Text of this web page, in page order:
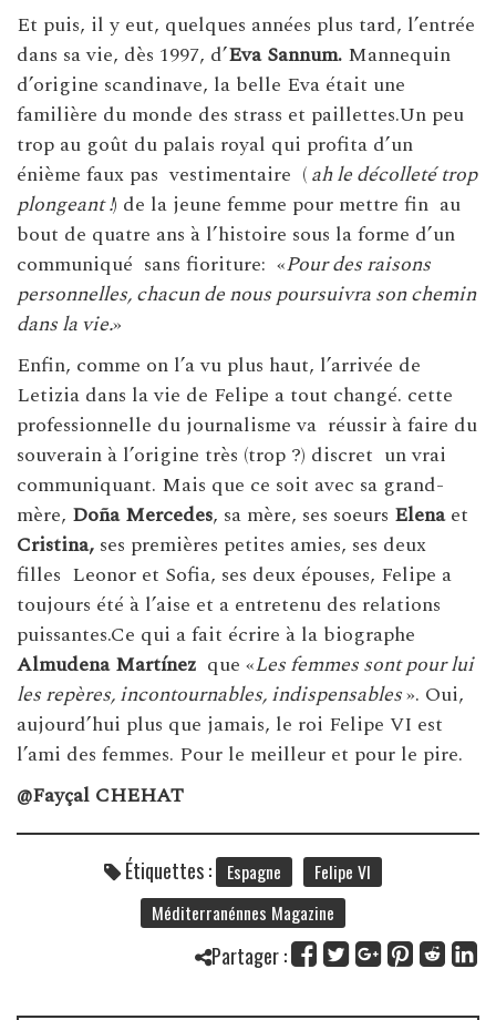
Et puis, il y eut, quelques années plus tard, l’entrée
dans sa vie, dès 1997, d’Eva Sannum. Mannequin
d’origine scandinave, la belle Eva était une
familière du monde des strass et paillettes.Un peu
trop au goût du palais royal qui profita d’un
énième faux pas vestimentaire (ah le décolleté trop
plongeant !) de la jeune femme pour mettre fin au
bout de quatre ans à l’histoire sous la forme d’un
communiqué sans fioriture: «Pour des raisons
personnelles, chacun de nous poursuivra son chemin
dans la vie.»
Enfin, comme on l’a vu plus haut, l’arrivée de
Letizia dans la vie de Felipe a tout changé. cette
professionnelle du journalisme va réussir à faire du
souverain à l’origine très (trop ?) discret un vrai
communiquant. Mais que ce soit avec sa grand-
mère, Doña Mercedes, sa mère, ses soeurs Elenaet
Cristina, ses premières petites amies, ses deux
filles Leonor et Sofia, ses deux épouses, Felipe a
toujours été à l’aise et a entretenu des relations
puissantes.Ce qui a fait écrire à la biographe
Almudena Martínez que «Les femmes sont pour lui
les repères, incontournables, indispensables». Oui,
aujourd’hui plus que jamais, le roi Felipe VI est
l’ami des femmes. Pour le meilleur et pour le pire.
@Fayçal CHEHAT
Étiquettes : Espagne
Felipe VI
Méditerranénnes Magazine
Partager :